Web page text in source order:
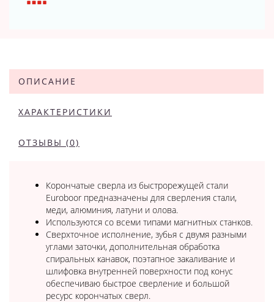
ОПИСАНИЕ
ХАРАКТЕРИСТИКИ
ОТЗЫВЫ (0)
Корончатые сверла из быстрорежущей стали
Euroboor предназначены для сверления стали,
меди, алюминия, латуни и олова.
Используются со всеми типами магнитных станков.
Сверхточное исполнение, зубья с двумя разными
углами заточки, дополнительная обработка
спиральных канавок, поэтапное закаливание и
шлифовка внутренней поверхности под конус
обеспечиваю быстрое сверление и большой
ресурс корончатых сверл.